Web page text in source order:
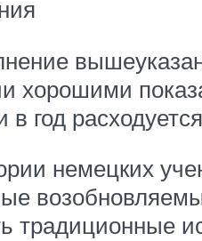
хорошими
год
немецких
традиционные